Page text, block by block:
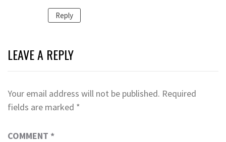
Reply
LEAVE A REPLY
Your email address will not be published. Required
fields are marked *
COMMENT *